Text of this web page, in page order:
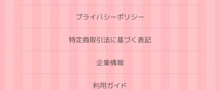
プライバシーポリシー
特定商取引法に基づく表記
企業情報
利用ガイド